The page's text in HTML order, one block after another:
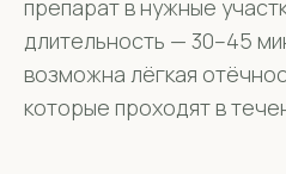
препарат в нужные
длительность — 30–45
возможна лёгкая
которые проходят в